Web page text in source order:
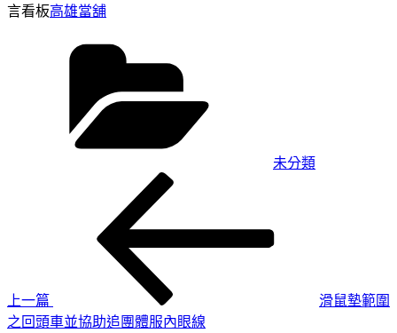
言看板高雄當舖
未分類
上一篇
滑鼠墊範圍
之回頭車並協助追團體服內眼線